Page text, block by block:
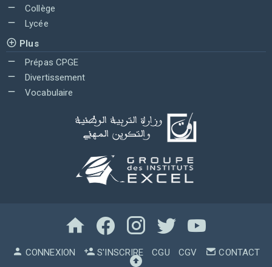
Collège
Lycée
Plus
Prépas CPGE
Divertissement
Vocabulaire
CONNEXION S'INSCRIRE CGU CGV CONTACT